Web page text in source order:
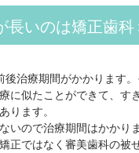
長いのは矯正歯科
治療期間がかかります
に似たことができて、
ります。
いので治療期間はかか
正ではなく審美歯科の被